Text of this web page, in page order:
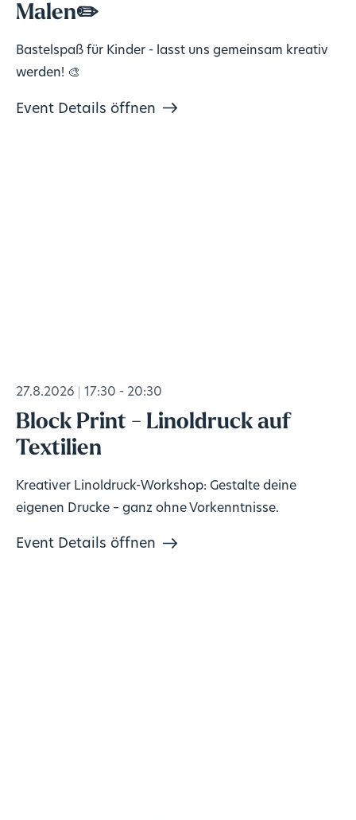
Malen✏️
Bastelspaß für Kinder - lasst uns gemeinsam kreativ
werden! 🎨
Event Details öffnen
27.8.2026 17:30 - 20:30
Block Print - Linoldruck auf
Textilien
Kreativer Linoldruck-Workshop: Gestalte deine
eigenen Drucke – ganz ohne Vorkenntnisse.
Event Details öffnen